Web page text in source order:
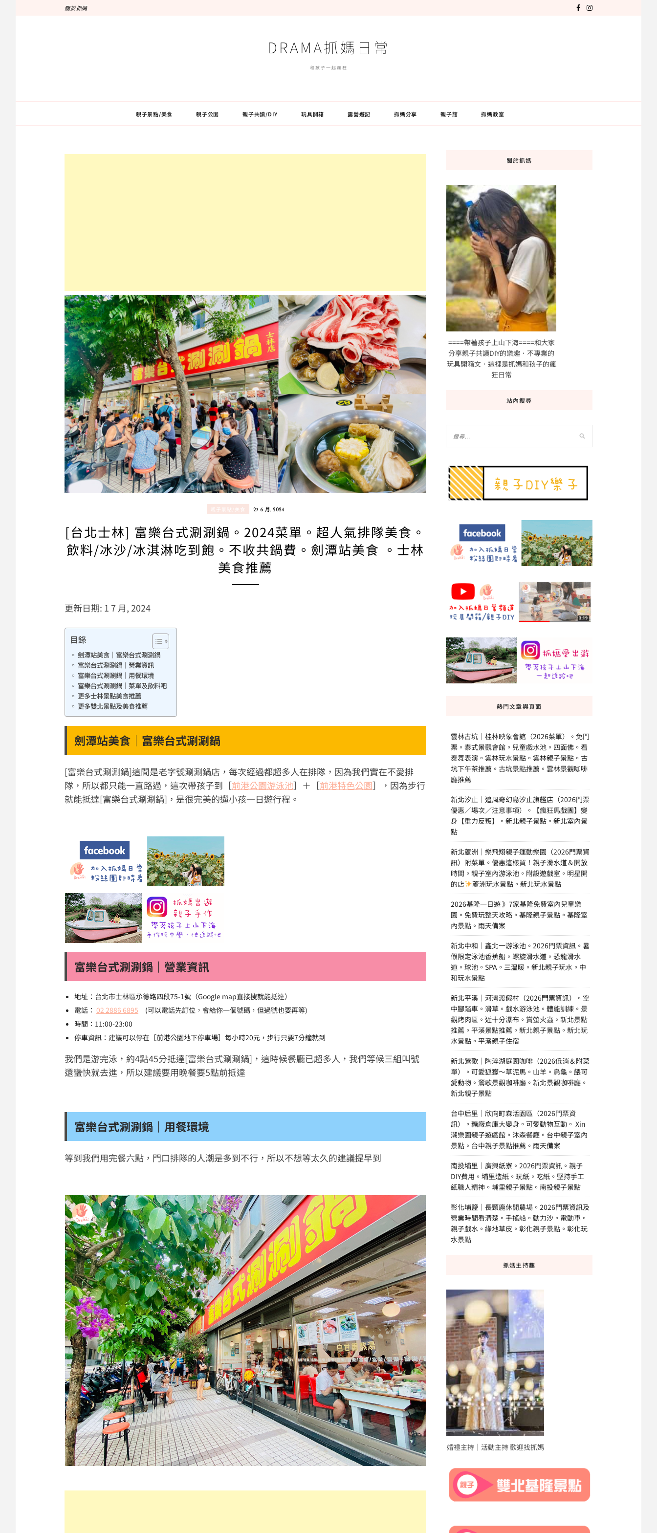
關於抓媽
DRAMA抓媽日常
和孩子一起瘋狂
親子景點/美食 親子公園 親子共讀/DIY 玩具開箱 露營遊記 抓媽分享 親子館 抓媽教室
親子景點/美食 27 6 月, 2024
[台北士林] 富樂台式涮涮鍋。2024菜單。超人氣排隊美食。
飲料/冰沙/冰淇淋吃到飽。不收共鍋費。劍潭站美食 。士林
美食推薦
更新日期: 1 7 月, 2024
目錄
劍潭站美食｜富樂台式涮涮鍋
富樂台式涮涮鍋｜營業資訊
富樂台式涮涮鍋｜用餐環境
富樂台式涮涮鍋｜菜單及飲料吧
更多士林景點美食推薦
更多雙北景點及美食推薦
劍潭站美食｜富樂台式涮涮鍋
[富樂台式涮涮鍋]這間是老字號涮涮鍋店，每次經過都超多人在排隊，因為我們實在不愛排
隊，所以都只能一直路過，這次帶孩子到［前港公園游泳池］＋［前港特色公園］，因為步行
就能抵達[富樂台式涮涮鍋]，是很完美的遛小孩一日遊行程。
富樂台式涮涮鍋｜營業資訊
地址：台北市士林區承德路四段75-1號（Google map直接搜就能抵達）
電話： 02 2886 6895 (可以電話先訂位，會給你一個號碼，但過號也要再等)
時間：11:00-23:00
停車資訊：建議可以停在［前港公園地下停車場］每小時20元，步行只要7分鐘就到
我們是游完泳，約4點45分抵達[富樂台式涮涮鍋]，這時候餐廳已超多人，我們等候三組叫號
還蠻快就去進，所以建議要用晚餐要5點前抵達
富樂台式涮涮鍋｜用餐環境
等到我們用完餐六點，門口排隊的人潮是多到不行，所以不想等太久的建議提早到
關於抓媽
====帶著孩子上山下海====和大家
分享親子共讀DIY的樂趣．不專業的
玩具開箱文．這裡是抓媽和孩子的瘋
狂日常
站內搜尋
熱門文章與頁面
雲林古坑｜桂林映象會館（2026菜單）。免門
票。泰式景觀會館。兒童戲水池。四面佛。看
泰舞表演。雲林玩水景點。雲林親子景點。古
坑下午茶推薦。古坑景點推薦。雲林景觀咖啡
廳推薦
新北汐止｜追風奇幻島汐止旗艦店（2026門票
優惠／場次／注意事項）。【瘋狂馬戲團】變
身【重力反叛】。新北親子景點。新北室內景
點
新北蘆洲｜樂飛翔親子運動樂園（2026門票資
訊）附菜單。優惠這樣買！親子滑水道＆開放
時間。親子室內游泳池。附設遊戲室。明星開
的店
蘆洲玩水景點。新北玩水景點
2026基隆一日遊 》7家基隆免費室內兒童樂
園。免費玩整天攻略。基隆親子景點。基隆室
內景點。雨天備案
新北中和｜鑫北一游泳池。2026門票資訊。暑
假限定泳池香蕉船。螺旋滑水道。恐龍滑水
道。球池。SPA。三溫暖。新北親子玩水。中
和玩水景點
新北平溪｜河灣渡假村（2026門票資訊）。空
中腳踏車。滑草。戲水游泳池。體能訓練。景
觀烤肉區。近十分瀑布。賞螢火蟲。新北景點
推薦。平溪景點推薦。新北親子景點。新北玩
水景點。平溪親子住宿
新北鶯歌｜陶淬湖庭園咖啡（2026低消＆附菜
單）。可愛狐獴～草泥馬。山羊。烏龜。餵可
愛動物。鶯歌景觀咖啡廳。新北景觀咖啡廳。
新北親子景點
台中后里｜欣向町森活園區（2026門票資
訊）。糖廠倉庫大變身。可愛動物互動。 Xin
潮樂園親子遊戲館。沐森餐廳。台中親子室內
景點。台中親子景點推薦。雨天備案
南投埔里｜廣興紙寮。2026門票資訊。親子
DIY費用。埔里造紙。玩紙。吃紙。堅持手工
紙職人精神。埔里親子景點。南投親子景點
彰化埔鹽｜長頸鹿休閒農場。2026門票資訊及
營業時間看清楚。手搖船。動力沙。電動車。
親子戲水。綠地草皮。彰化親子景點。彰化玩
水景點
抓媽主持趣
婚禮主持｜活動主持 歡迎找抓媽